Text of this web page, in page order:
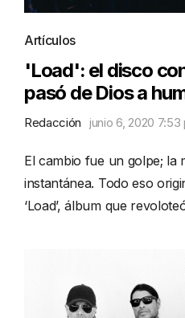
Artículos
'Load': el disco
pasó de Dios a
Redacción junio 6, 2020 7:53
El cambio fue un golpe; la
instantánea. Todo eso
‘Load’, álbum que